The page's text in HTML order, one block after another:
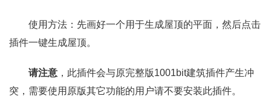
使用方法：先画好一个用于生成屋顶的平面，然后点击
插件一键生成屋顶。
请注意 ，此插件会与原完整版1001bit建筑插件产生冲
突，需要使用原版其它功能的用户请不要安装此插件。